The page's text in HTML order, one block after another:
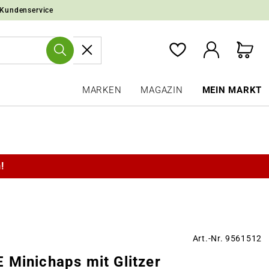
MARKEN MAGAZIN MEIN MARKT
Art.-Nr. 9561512
Minichaps mit Glitzer